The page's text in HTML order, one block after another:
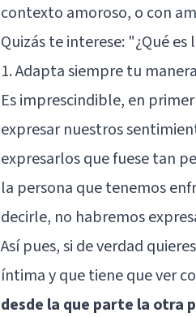
contexto amoroso, o con
Quizás te interese: "¿Qué
1. Adapta siempre tu
Es imprescindible, en
expresar nuestros
expresarlos que fuese tan
la persona que tenemos
decirle, no habremos
Así pues, si de verdad
íntima y que tiene que ver
desde la que parte la otra